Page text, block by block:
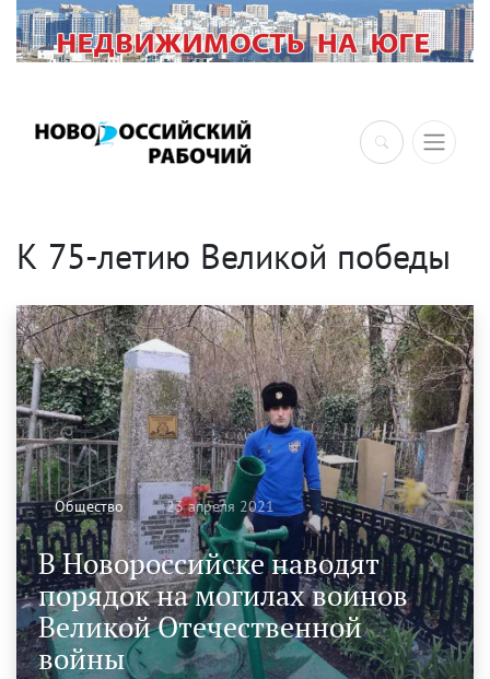
×
К 75-летию Великой победы
В Новороссийске наводят
порядок на могилах воинов
Великой Отечественной
войны
Общество 23 апреля 2021